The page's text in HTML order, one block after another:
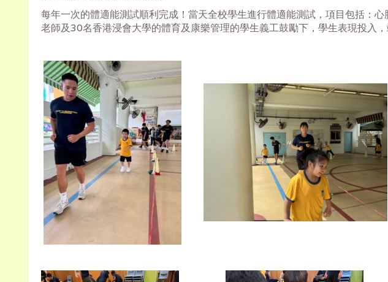
每年一次的體適能測試順利完成！當天全校學生進行體適能測試，項目包括：
老師及30名香港浸會大學的體育及康樂管理的學生義工鼓勵下，學生表現投入，